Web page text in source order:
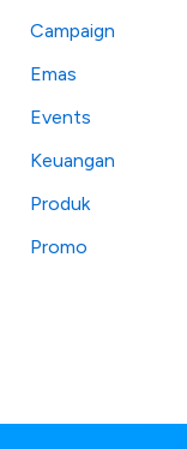
Campaign
Emas
Events
Keuangan
Produk
Promo